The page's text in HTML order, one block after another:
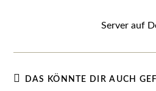
Server auf
DAS KÖNNTE DIR AUCH